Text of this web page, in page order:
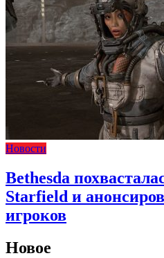
Новости
Bethesda
Starfield и
игроков
Новое